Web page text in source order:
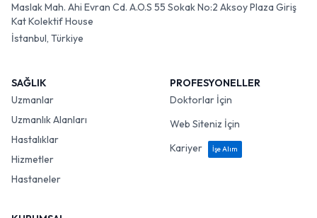
Maslak Mah. Ahi Evran Cd. A.O.S 55 Sokak No:2 Aksoy Plaza Giriş
Kat Kolektif House
İstanbul, Türkiye
SAĞLIK
Uzmanlar
Uzmanlık Alanları
Hastalıklar
Hizmetler
Hastaneler
PROFESYONELLER
Doktorlar İçin
Web Siteniz İçin
Kariyer
İşe Alım